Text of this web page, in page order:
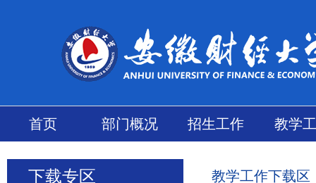
首页 部门概况 招生工作 教学
下载专区 教学工作下载区